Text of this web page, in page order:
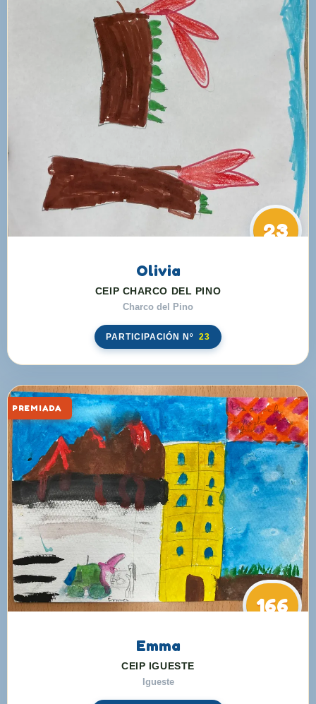
23
Olivia
CEIP CHARCO DEL PINO
Charco del Pino
PARTICIPACIÓN Nº 23
PREMIADA
166
Emma
CEIP IGUESTE
Igueste